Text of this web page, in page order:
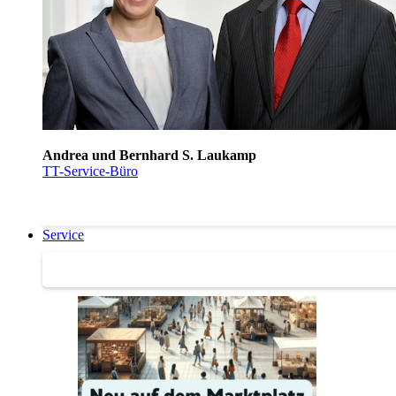
Andrea und Bernhard S. Laukamp
TT-Service-Büro
Service